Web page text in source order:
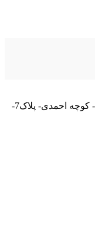
خیابان پیروزی- خیابان شکوفه- کوچه فیاض- کوچه احمدی- پلاک7-